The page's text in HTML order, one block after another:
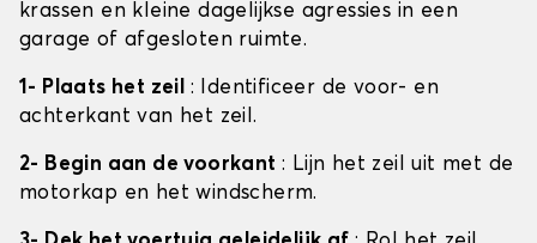
krassen en kleine dagelijkse agressies in een
garage of afgesloten ruimte.
1- Plaats het zeil : Identificeer de voor- en
achterkant van het zeil.
2- Begin aan de voorkant : Lijn het zeil uit met de
motorkap en het windscherm.